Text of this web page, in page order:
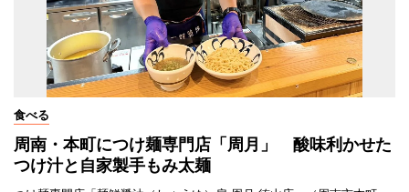
食べる
周南・本町につけ麺専門店「周月」 酸味利かせた
つけ汁と自家製手もみ太麺